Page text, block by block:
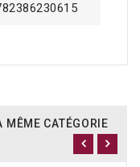
MÊME CATÉGORIE